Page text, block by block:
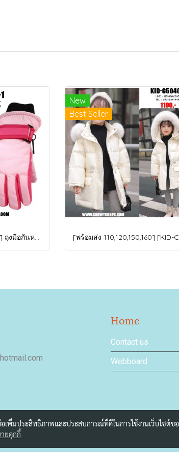
[พร้อมส่ง] [KID-G601-1] ถุงมือกันหนาวเด็กสีชมพูอ่อน ซับขนด้านใน ใส่กันหนาวเล่นหิมะได้ (เหมาะสำหรับเด็ก 3-5ขวบ)
New
Best Seller
Home
Contact us
Webboard
อเพิ่มประสิทธิภาพและประสบการณ์ที่ดีในการใช้งานเว็บไซต์
ยคุกกี้